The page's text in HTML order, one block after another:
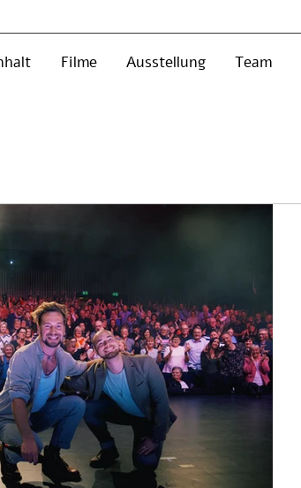
Filme Ausstellung Team